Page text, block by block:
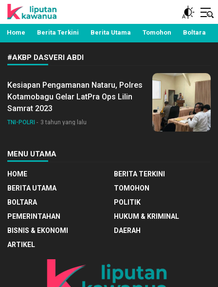
Liputan Kawanua
Berita Manado, Sulawesi Utara, Kawanua, Politik,
Pemerintahan, Hukum Kriminal dan Nasional
Home Berita Terkini Berita Utama Tomohon Boltara
#AKBP DASVERI ABDI
Kesiapan Pengamanan Nataru, Polres
Kotamobagu Gelar LatPra Ops Lilin
Samrat 2023
TNI-POLRI 3 tahun yang lalu
MENU UTAMA
HOME
BERITA TERKINI
BERITA UTAMA
TOMOHON
BOLTARA
POLITIK
PEMERINTAHAN
HUKUM & KRIMINAL
BISNIS & EKONOMI
DAERAH
ARTIKEL